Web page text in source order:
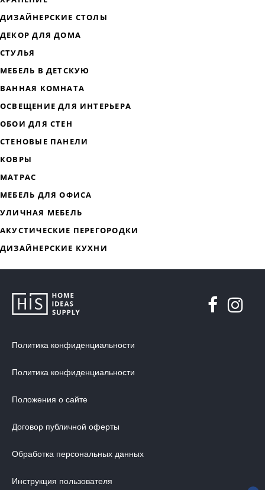
МЯГКАЯ МЕБЕЛЬ
ДИЗАЙНЕРСКИЕ СТОЛЫ
ДЕКОР ДЛЯ ДОМА
ВАННАЯ КОМНАТА
СТЕНОВЫЕ ПАНЕЛИ
Политика конфиденциальности
Политика конфиденциальности
Положения о сайте
Договор публичной оферты
Обработка персональных данных
Инструкция пользователя